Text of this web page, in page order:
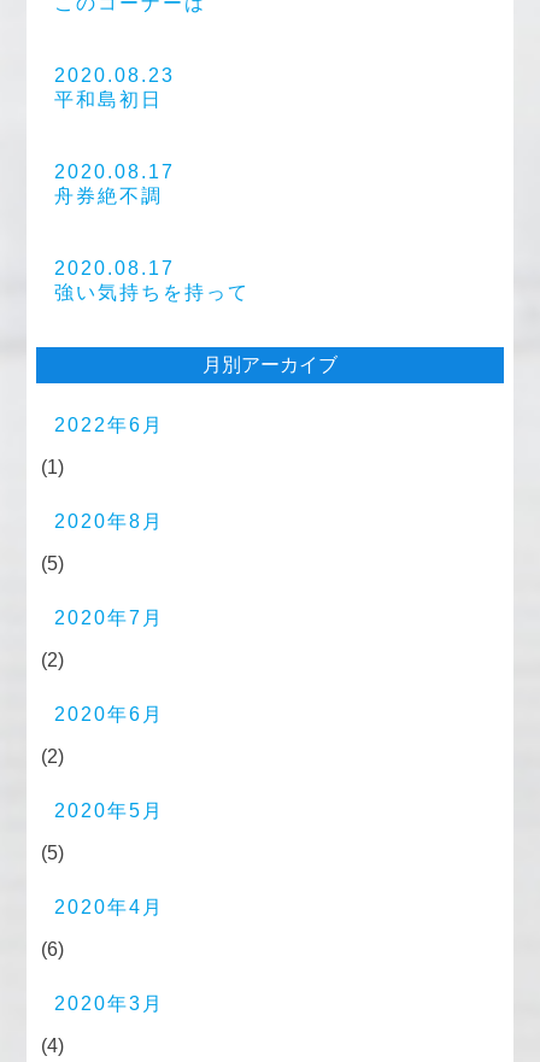
2020.08.23
平和島初日
2020.08.17
舟券絶不調
2020.08.17
強い気持ちを持って
月別アーカイブ
2022年6月
(1)
2020年8月
(5)
2020年7月
(2)
2020年6月
(2)
2020年5月
(5)
2020年4月
(6)
2020年3月
(4)